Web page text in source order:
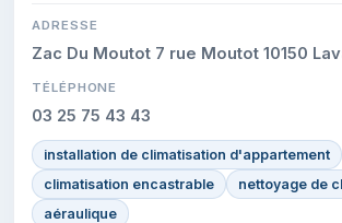
ADRESSE
Zac Du Moutot 7 rue Moutot 10150
TÉLÉPHONE
03 25 75 43 43
installation de climatisation d'appartement
climatisation encastrable
nettoyage de
aéraulique